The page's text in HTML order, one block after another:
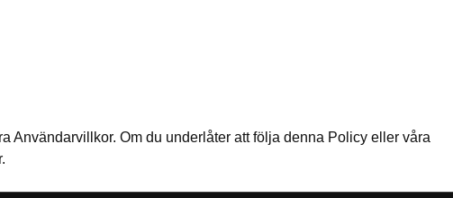
Användarvillkor. Om du underlåter att följa denna Policy eller våra